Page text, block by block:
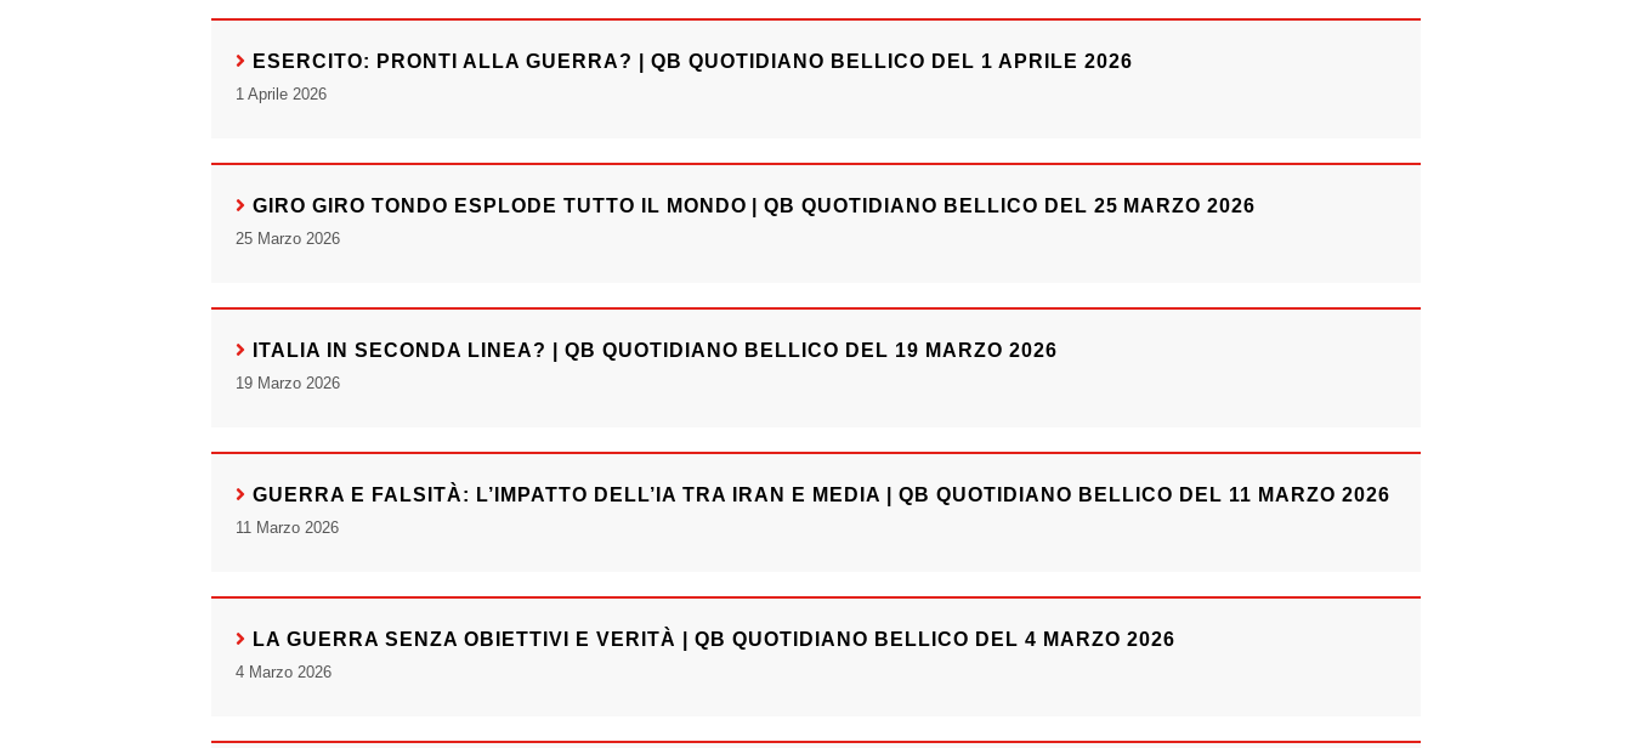
ESERCITO: PRONTI ALLA GUERRA? | QB QUOTIDIANO BELLICO DEL 1 APRILE 2026
1 Aprile 2026
GIRO GIRO TONDO ESPLODE TUTTO IL MONDO | QB QUOTIDIANO BELLICO DEL 25 MARZO 2026
25 Marzo 2026
ITALIA IN SECONDA LINEA? | QB QUOTIDIANO BELLICO DEL 19 MARZO 2026
19 Marzo 2026
GUERRA E FALSITÀ: L’IMPATTO DELL’IA TRA IRAN E MEDIA | QB QUOTIDIANO BELLICO DEL 11 MARZO 2026
11 Marzo 2026
LA GUERRA SENZA OBIETTIVI E VERITÀ | QB QUOTIDIANO BELLICO DEL 4 MARZO 2026
4 Marzo 2026